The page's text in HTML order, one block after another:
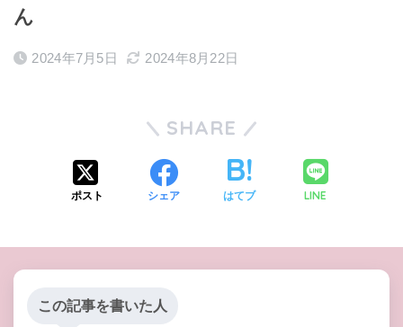
ん
2024年7月5日 2024年8月22日
SHARE
ポスト シェア はてブ LINE
この記事を書いた人